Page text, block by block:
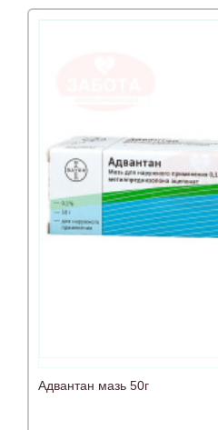
Адвантан мазь 50г